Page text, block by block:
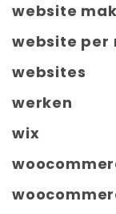
website
website per
websites
werken
wix